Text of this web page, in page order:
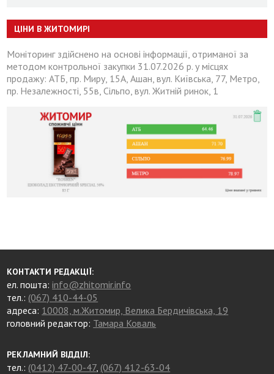
ЦІНИ В ЖИТОМИРІ
Моніторинг здійснено на основі інформації, отриманої за
методом контрольної закупки 31.07.2026 р. у місцях
продажу: АТБ, пр. Миру, 15А, Ашан, вул. Київська, 77, Метро,
пр. Незалежності, 55в, Сільпо, вул. Житній ринок, 1
КОНТАКТИ РЕДАКЦІЇ:
ел. пошта:info@zhitomir.info
тел.: (067) 410-44-05
адреса: 10008, м.Житомир, Велика Бердичівська, 19
головний редактор: Тамара Коваль
РЕКЛАМНИЙ ВІДДІЛ:
тел.: (0412) 47-00-47, (067) 412-63-04